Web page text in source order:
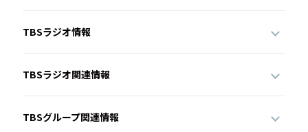
TBSラジオ情報
TBSラジオ関連情報
TBSグループ関連情報